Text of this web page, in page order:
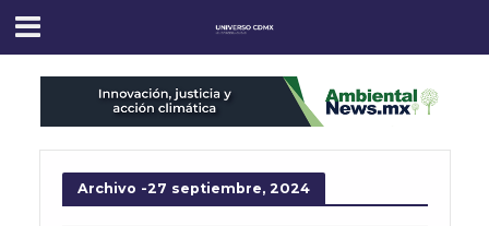
Archivo -27 septiembre, 2024